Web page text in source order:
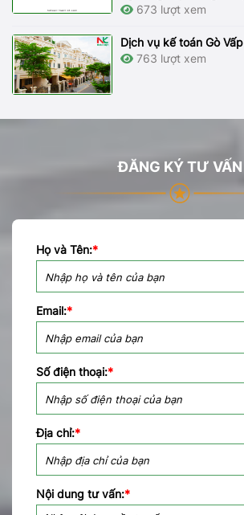
673 lượt xem
Dịch vụ kế toán Gò Vấp
763 lượt xem
ĐĂNG KÝ TƯ VẤN
Họ và Tên:*
Email:*
Số điện thoại:*
Địa chỉ:*
Nội dung tư vấn:*